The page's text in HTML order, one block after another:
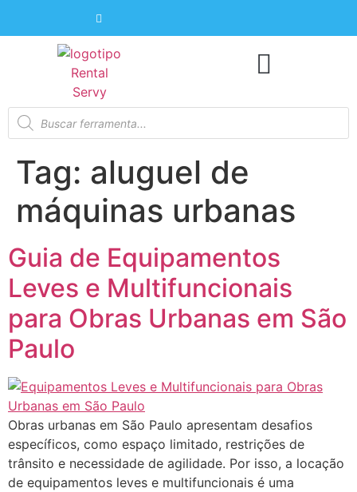
Tag: aluguel de
máquinas urbanas
Guia de Equipamentos
Leves e Multifuncionais
para Obras Urbanas em São
Paulo
Obras urbanas em São Paulo apresentam desafios
específicos, como espaço limitado, restrições de
trânsito e necessidade de agilidade. Por isso, a locação
de equipamentos leves e multifuncionais é uma